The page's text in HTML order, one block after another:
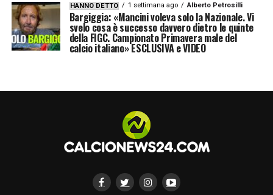
HANNO DETTO 1 settimana ago Alberto Petrosilli
Bargiggia: «Mancini voleva solo la Nazionale. Vi
svelo cosa è successo davvero dietro le quinte
della FIGC. Campionato Primavera male del
calcio italiano» ESCLUSIVA e VIDEO